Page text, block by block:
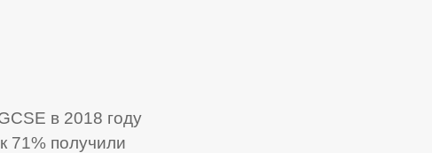
в 2018 году
71% получили